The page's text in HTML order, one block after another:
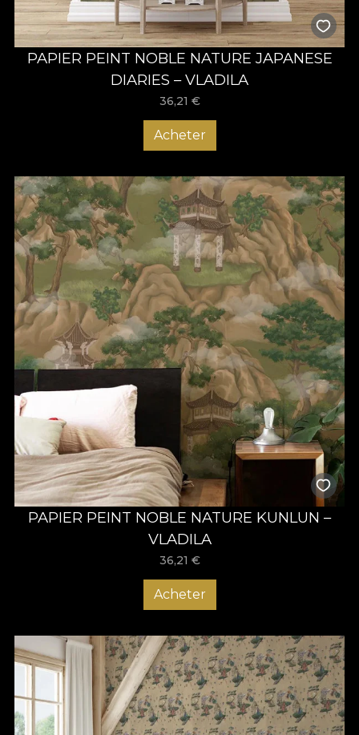
PAPIER PEINT NOBLE NATURE JAPANESE
DIARIES – VLADILA
36,21 €
Acheter
PAPIER PEINT NOBLE NATURE KUNLUN –
VLADILA
36,21 €
Acheter